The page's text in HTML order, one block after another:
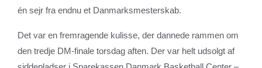
én sejr fra endnu et Danmarksmesterskab.
Det var en fremragende kulisse, der dannede rammen om
den tredje DM-finale torsdag aften. Der var helt udsolgt af